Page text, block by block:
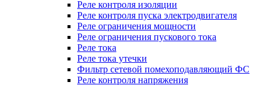
Реле контроля изоляции
Реле контроля пуска электродвигателя
Реле ограничения мощности
Реле ограничения пускового тока
Реле тока
Реле тока утечки
Фильтр сетевой помехоподавляющий ФС
Реле контроля напряжения